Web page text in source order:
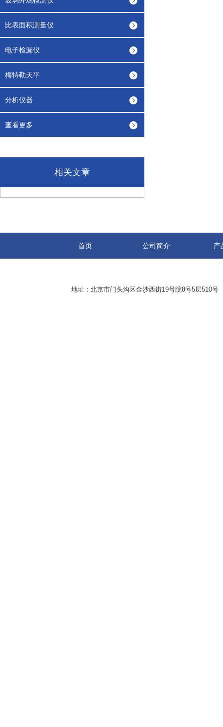
比表面积测量仪
电子检漏仪
梅特勒天平
分析仪器
查看更多
相关文章
首页 公司简介 产
地址：北京市门头沟区金沙西街19号院8号5层510